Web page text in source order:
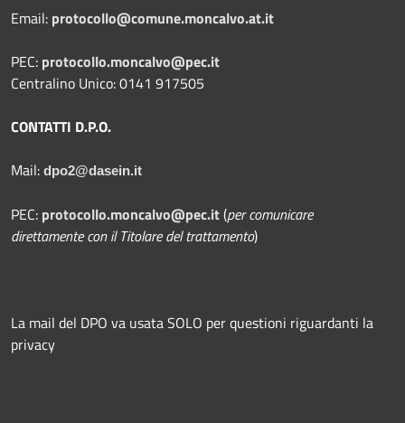
Email: protocollo@comune.moncalvo.at.it
PEC: protocollo.moncalvo@pec.it
Centralino Unico: 0141 917505
CONTATTI D.P.O.
Mail: dpo2@dasein.it
PEC: protocollo.moncalvo@pec.it(per comunicare
direttamente con il Titolare del trattamento)
La mail del DPO va usata SOLO per questioni riguardanti la
privacy